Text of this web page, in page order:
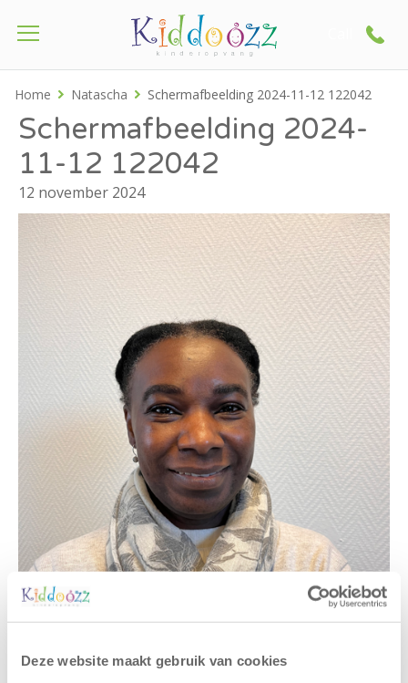
Deze website maakt gebruik van cookies
Home Natascha Schermafbeelding 2024-11-12 122042
Schermafbeelding 2024-
11-12 122042
12 november 2024